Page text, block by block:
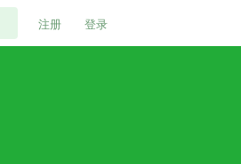
注册 登录